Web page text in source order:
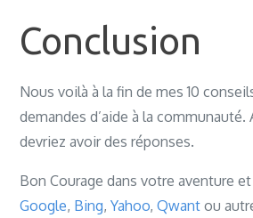
Conclusion
Nous voilà à la fin de mes 10
demandes d’aide à la communauté.
devriez avoir des réponses.
Bon Courage dans votre aventure et
Google, Bing,Yahoo,Qwant ou